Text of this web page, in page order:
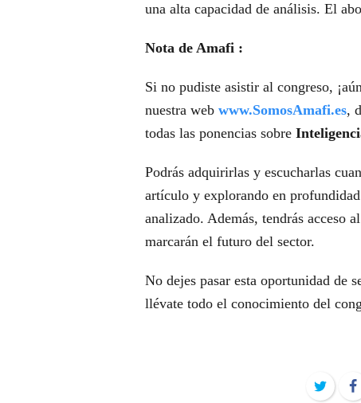
una alta capacidad de análisis. El
Nota de Amafi :
Si no pudiste asistir al congreso,
nuestra web www.SomosAmafi.es,
todas las ponencias sobre
Podrás adquirirlas y escucharlas
artículo y explorando en
analizado. Además, tendrás acceso
marcarán el futuro del sector.
No dejes pasar esta oportunidad de
llévate todo el conocimiento del